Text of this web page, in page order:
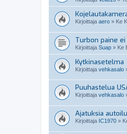
Kirjoittaja aero » Ke
Turbon paine
Kirjoittaja Suap » Ke
Kytkinasetelma
Kirjoittaja vehkasalo
Puuhastelua
Kirjoittaja vehkasalo
Ajatuksia
Kirjoittaja IC1970 »